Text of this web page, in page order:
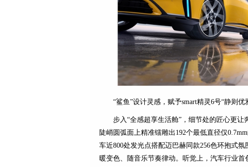
“鲨鱼”设计灵感，赋予smart精灵6号“静则
步入“全感超享生活舱”，细节处的匠心更让
陡峭圆弧面上精准镭雕出192个最低直径仅
车近800处发光点搭配迈巴赫同款256色环抱式
暖变色、随音乐节奏律动。听觉上，汽车行业